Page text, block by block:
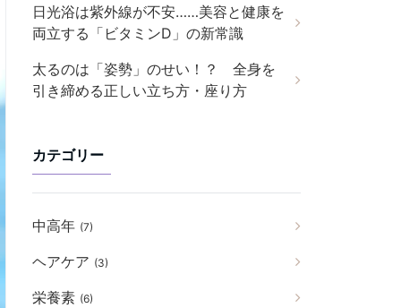
日光浴は紫外線が不安……美容と健康を
両立する「ビタミンD」の新常識
太るのは「姿勢」のせい！？ 全身を
引き締める正しい立ち方・座り方
カテゴリー
中高年 (7)
ヘアケア (3)
栄養素 (6)